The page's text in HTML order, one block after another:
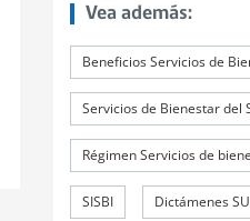
Vea además:
Beneficios Servicios de
Servicios de Bienestar del
Régimen Servicios de
SISBI Dictámenes